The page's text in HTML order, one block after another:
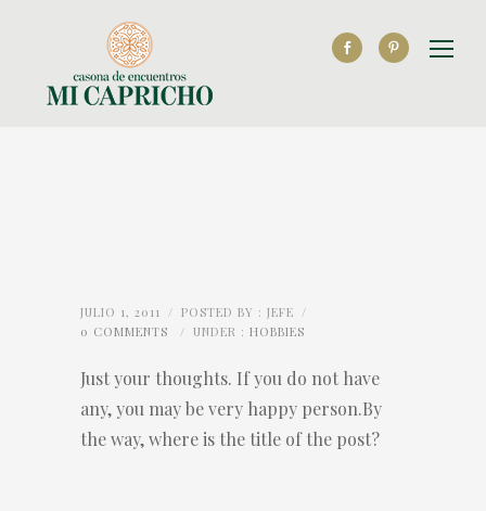
JULIO 1, 2011 / POSTED BY : JEFE /
0 COMMENTS
/ UNDER : HOBBIES
Just your thoughts. If you do not have
any, you may be very happy person.By
the way, where is the title of the post?